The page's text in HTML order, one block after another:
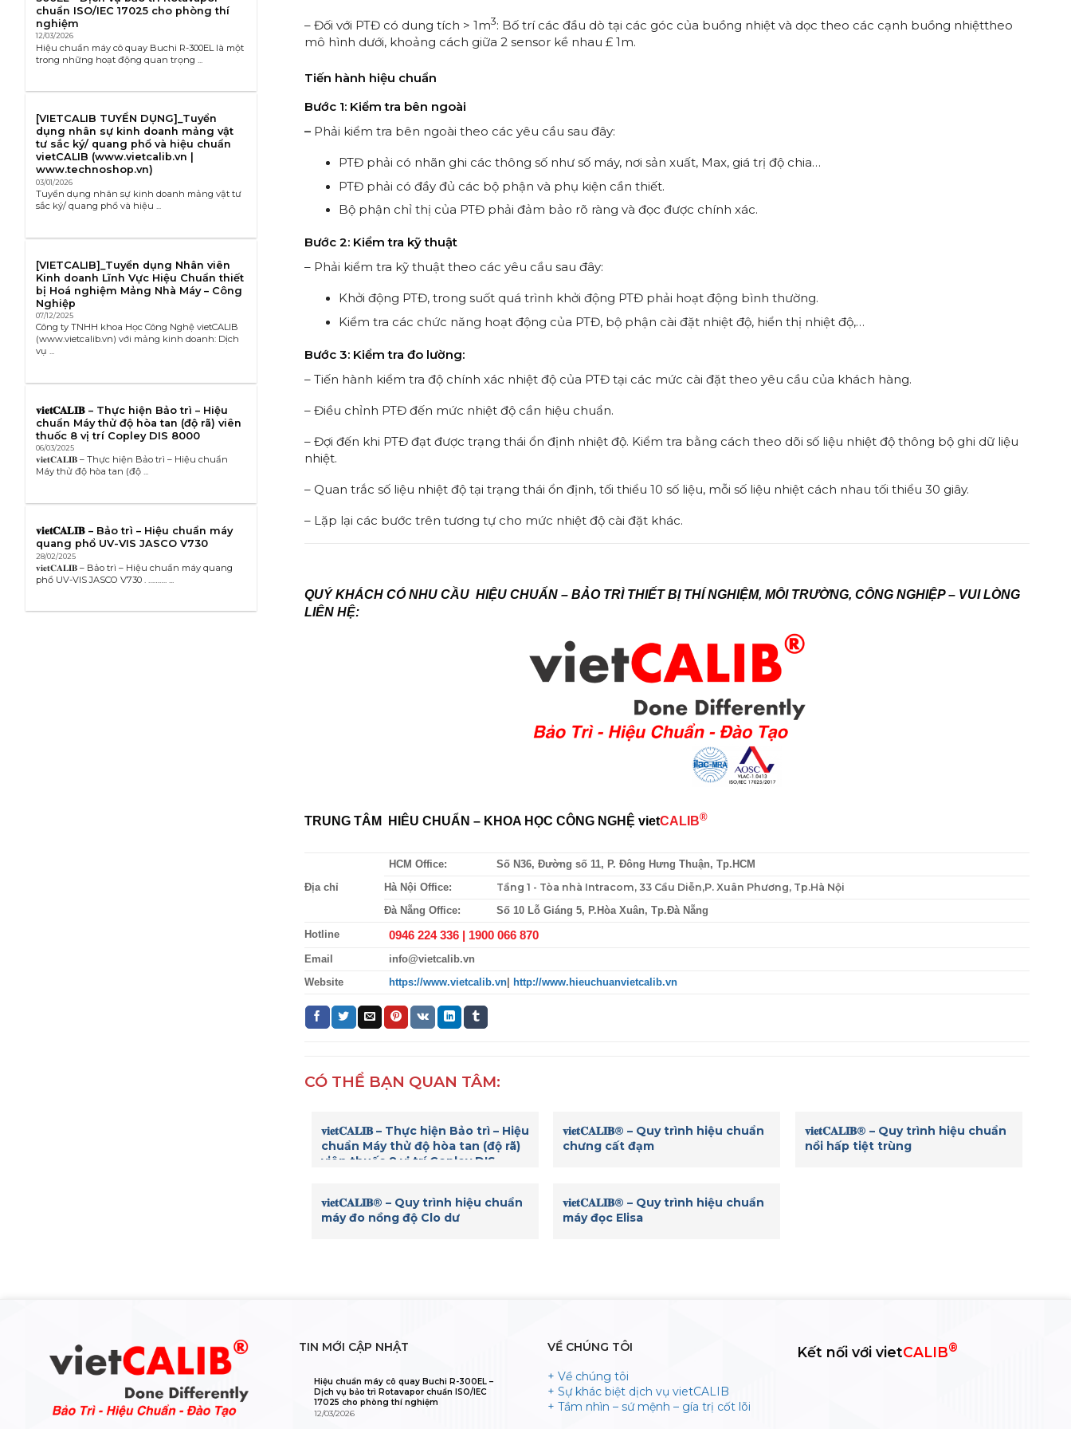
chuẩn ISO/IEC 17025 cho phòng thí
nghiệm
12/03/2026
Hiệu chuẩn máy cô quay Buchi R-300EL là một
trong những hoạt động quan trọng ...
[VIETCALIB TUYỂN DỤNG]_Tuyển
dụng nhân sự kinh doanh mảng vật
tư sắc ký/ quang phổ và hiệu chuẩn
vietCALIB (www.vietcalib.vn |
www.technoshop.vn)
03/01/2026
Tuyển dụng nhân sự kinh doanh mảng vật tư
sắc ký/ quang phổ và hiệu ...
[VIETCALIB]_Tuyển dụng Nhân viên
Kinh doanh Lĩnh Vực Hiệu Chuẩn thiết
bị Hoá nghiệm Mảng Nhà Máy – Công
Nghiệp
07/12/2025
Công ty TNHH khoa Học Công Nghệ vietCALIB
(www.vietcalib.vn) với mảng kinh doanh: Dịch
vụ ...
𝐯𝐢𝐞𝐭𝐂𝐀𝐋𝐈𝐁 – Thực hiện Bảo trì – Hiệu
chuẩn Máy thử độ hòa tan (độ rã) viên
thuốc 8 vị trí Copley DIS 8000
06/03/2025
𝐯𝐢𝐞𝐭𝐂𝐀𝐋𝐈𝐁 – Thực hiện Bảo trì – Hiệu chuẩn
Máy thử độ hòa tan (độ ...
𝐯𝐢𝐞𝐭𝐂𝐀𝐋𝐈𝐁 – Bảo trì – Hiệu chuẩn máy
quang phổ UV-VIS JASCO V730
28/02/2025
𝐯𝐢𝐞𝐭𝐂𝐀𝐋𝐈𝐁 – Bảo trì – Hiệu chuẩn máy quang
phổ UV-VIS JASCO V730 . ………. ...
– Đối với PTĐ có dung tích > 1m3: Bố trí các đầu dò tại các góc của buồng nhiệt và dọc theo các cạnh buồng nhiệttheo
mô hình dưới, khoảng cách giữa 2 sensor kề nhau £ 1m.
Tiến hành hiệu chuẩn
Bước 1: Kiểm tra bên ngoài
– Phải kiểm tra bên ngoài theo các yêu cầu sau đây:
PTĐ phải có nhãn ghi các thông số như số máy, nơi sản xuất, Max, giá trị độ chia…
PTĐ phải có đầy đủ các bộ phận và phụ kiện cần thiết.
Bộ phận chỉ thị của PTĐ phải đảm bảo rõ ràng và đọc được chính xác.
Bước 2: Kiểm tra kỹthuật
– Phải kiểm tra kỹ thuật theo các yêu cầu sau đây:
Khởi động PTĐ, trong suốt quá trình khởi động PTĐ phải hoạt động bình thường.
Kiểm tra các chức năng hoạt động của PTĐ, bộ phận cài đặt nhiệt độ, hiển thị nhiệt độ,…
Bước 3: Kiểm tra đo lường:
– Tiến hành kiểm tra độ chính xác nhiệt độ của PTĐ tại các mức cài đặt theo yêu cầu của khách hàng.
– Điều chỉnh PTĐ đến mức nhiệt độ cần hiệu chuẩn.
– Đợi đến khi PTĐ đạt được trạng thái ổn định nhiệt độ. Kiểm tra bằng cách theo dõi số liệu nhiệt độ thông bộ ghi dữ liệu
nhiệt.
– Quan trắc số liệu nhiệt độ tại trạng thái ổn định, tối thiểu 10 số liệu, mỗi số liệu nhiệt cách nhau tối thiểu 30 giây.
– Lặp lại các bước trên tương tự cho mức nhiệt độ cài đặt khác.
QUÝ KHÁCH CÓ NHU CẦU HIỆU CHUẨN – BẢO TRÌ THIẾT BỊ THÍ NGHIỆM, MÔI TRƯỜNG, CÔNG NGHIỆP – VUI LÒNG
LIÊN HỆ:
TRUNG TÂM HIÊU CHUẨN – KHOA HỌC CÔNG NGHỆ vietCALIB®
Địa chỉ
HCM Office: Số N36, Đường số 11, P. Đông Hưng Thuận, Tp.HCM
Hà Nội Office: Tầng 1 - Tòa nhà Intracom, 33 Cầu Diễn,P. Xuân Phương, Tp.Hà Nội
Đà Nẵng Office: Số 10 Lỗ Giáng 5, P.Hòa Xuân, Tp.Đà Nẵng
Hotline 0946 224 336 | 1900 066 870
Email info@vietcalib.vn
Website https://www.vietcalib.vn http://www.hieuchuanvietcalib.vn
CÓ THỂ BẠN QUAN TÂM:
𝐯𝐢𝐞𝐭𝐂𝐀𝐋𝐈𝐁 – Thực hiện Bảo trì – Hiệu
chuẩn Máy thử độ hòa tan (độ rã)
viên thuốc 8 vị trí Copley DIS
𝐯𝐢𝐞𝐭𝐂𝐀𝐋𝐈𝐁® – Quy trình hiệu chuẩn
chưng cất đạm
𝐯𝐢𝐞𝐭𝐂𝐀𝐋𝐈𝐁® – Quy trình hiệu chuẩn
nồi hấp tiệt trùng
𝐯𝐢𝐞𝐭𝐂𝐀𝐋𝐈𝐁® – Quy trình hiệu chuẩn
máy đo nồng độ Clo dư
𝐯𝐢𝐞𝐭𝐂𝐀𝐋𝐈𝐁® – Quy trình hiệu chuẩn
máy đọc Elisa
TIN MỚI CẬP NHẬT
Hiệu chuẩn máy cô quay Buchi R-300EL –
Dịch vụ bảo trì Rotavapor chuẩn ISO/IEC
17025 cho phòng thí nghiệm
12/03/2026
VỀ CHÚNG TÔI
+ Về chúng tôi
+ Sự khác biệt dịch vụ vietCALIB
+ Tầm nhìn – sứ mệnh – gía trị cốt lõi
Kết nối với vietCALIB®